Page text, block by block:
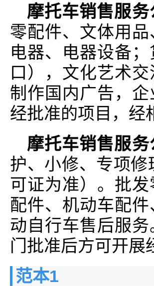
摩托车销售服
零配件、文体用
电器、电器设备
口），文化艺术
制作国内广告，
经批准的项目，经
摩托车销售服
护、小修、专项
可证为准）。批
配件、机动车配
动自行车售后服
门批准后方可开展
范本1